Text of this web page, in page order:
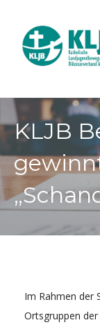
KLJB
Im Rahmen der
Ortsgruppen